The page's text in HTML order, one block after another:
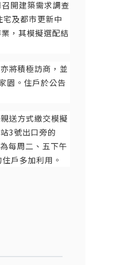
開建築需求調查
及都市更新中
，其模擬選配結
將積極訪商，並
園。住戶於公告
送方式繳交模擬
3號出口旁的
每周二、五下午
戶多加利用。